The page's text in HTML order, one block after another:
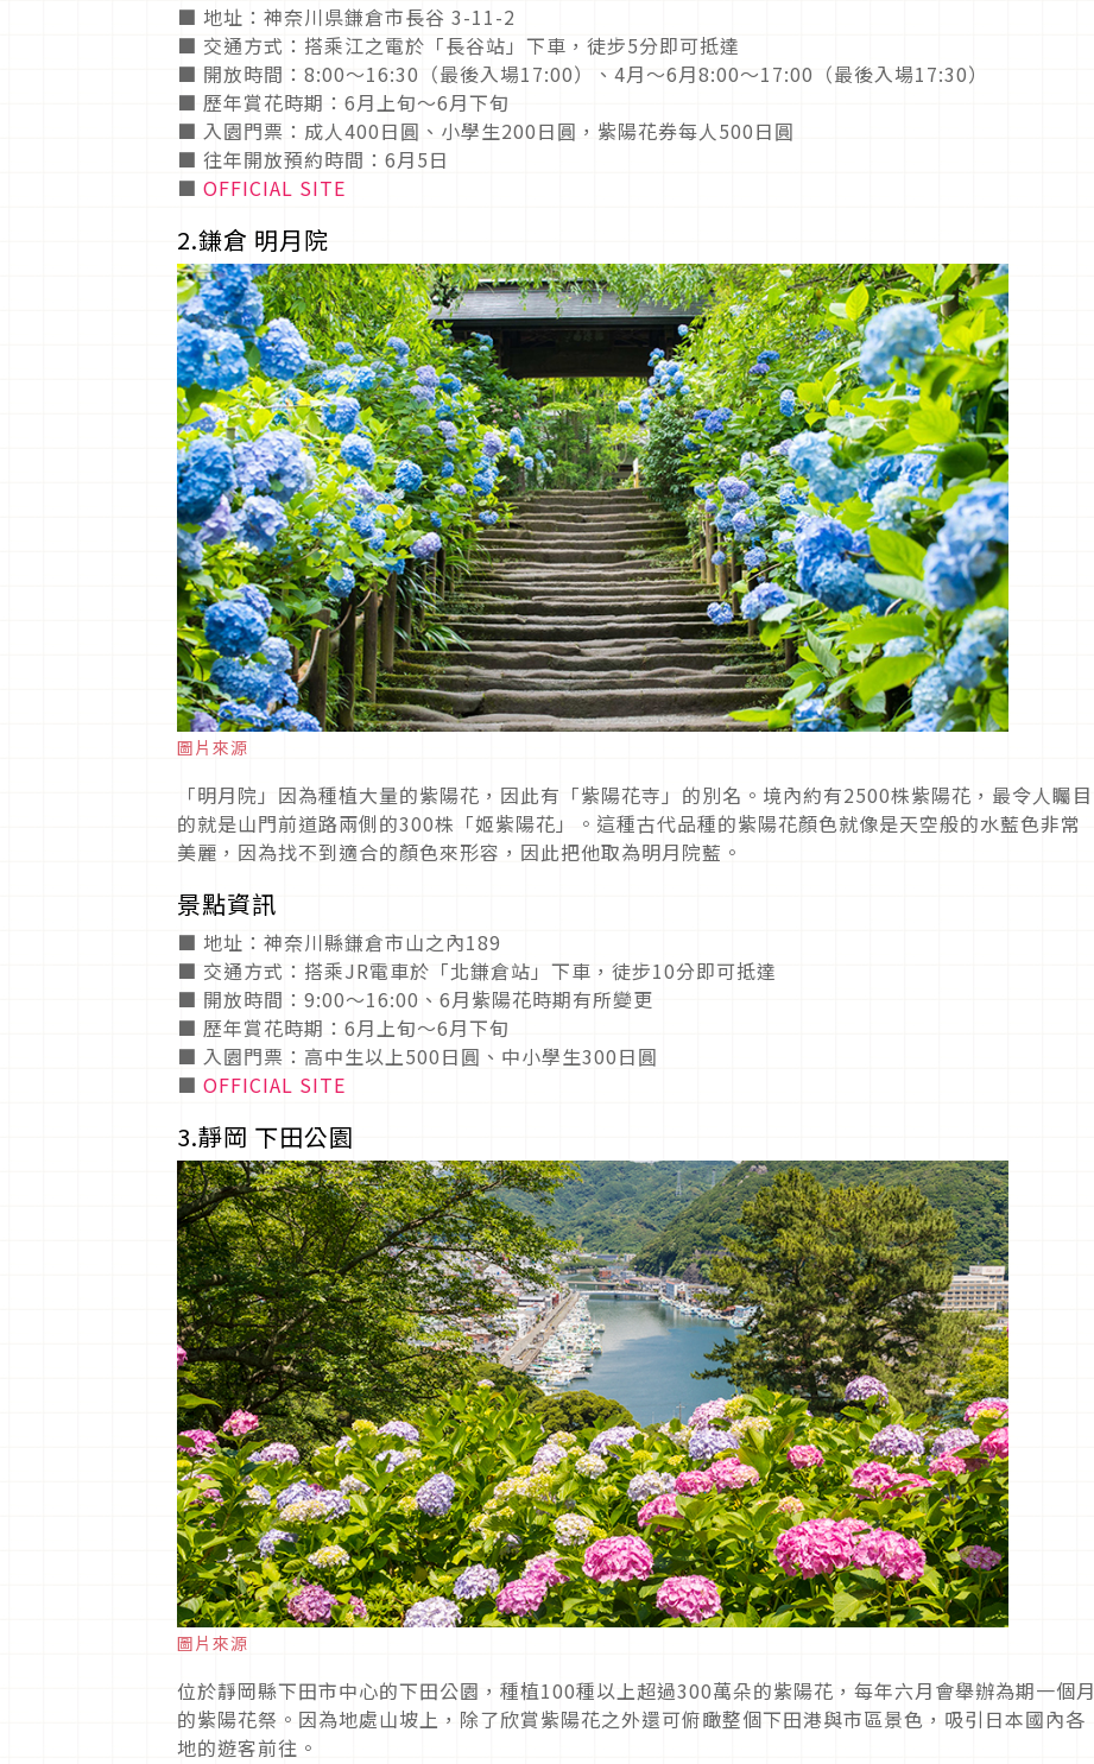
■ 地址：神奈川県鎌倉市長谷 3-11-2
■ 交通方式：搭乘江之電於「長谷站」下車，徒步5分即可抵達
■ 開放時間：8:00〜16:30（最後入場17:00）、4月～6月8:00〜17:00（最後入場17:30）
■ 歷年賞花時期：6月上旬～6月下旬
■ 入園門票：成人400日圓、小學生200日圓，紫陽花券每人500日圓
■ 往年開放預約時間：6月5日
■ OFFICIAL SITE
2.鎌倉 明月院
圖片來源
「明月院」因為種植大量的紫陽花，因此有「紫陽花寺」的別名。境內約有2500株紫陽花，最令人矚目
的就是山門前道路兩側的300株「姬紫陽花」。這種古代品種的紫陽花顏色就像是天空般的水藍色非常
美麗，因為找不到適合的顏色來形容，因此把他取為明月院藍。
景點資訊
■ 地址：神奈川縣鎌倉市山之內189
■ 交通方式：搭乘JR電車於「北鎌倉站」下車，徒步10分即可抵達
■ 開放時間：9:00〜16:00、6月紫陽花時期有所變更
■ 歷年賞花時期：6月上旬～6月下旬
■ 入園門票：高中生以上500日圓、中小學生300日圓
■ OFFICIAL SITE
3.靜岡 下田公園
圖片來源
位於靜岡縣下田市中心的下田公園，種植100種以上超過300萬朵的紫陽花，每年六月會舉辦為期一個月
的紫陽花祭。因為地處山坡上，除了欣賞紫陽花之外還可俯瞰整個下田港與市區景色，吸引日本國內各
地的遊客前往。